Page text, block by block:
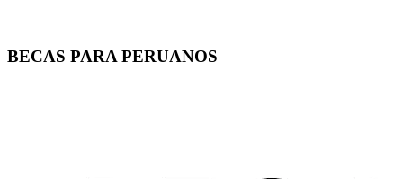
BECAS PARA PERUANOS